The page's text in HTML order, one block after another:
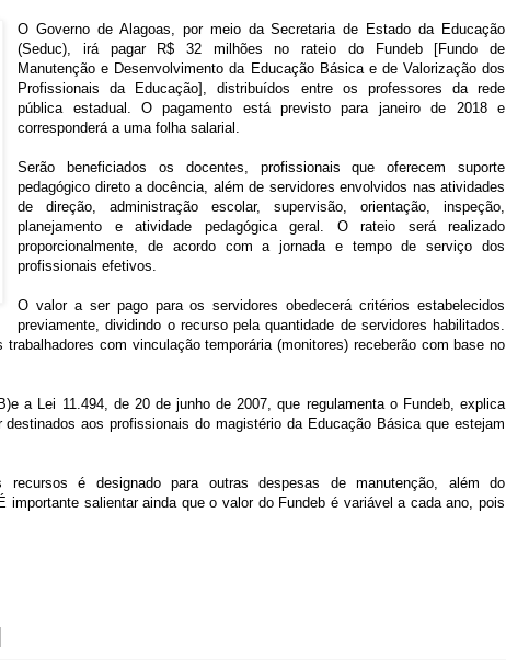
O Governo de Alagoas, por meio da Secretaria de Estado da Educação
(Seduc), irá pagar R$ 32 milhões no rateio do Fundeb [Fundo de
Manutenção e Desenvolvimento da Educação Básica e de Valorização dos
Profissionais da Educação], distribuídos entre os professores da rede
pública estadual. O pagamento está previsto para janeiro de 2018 e
corresponderá a uma folha salarial.
Serão beneficiados os docentes, profissionais que oferecem suporte
pedagógico direto a docência, além de servidores envolvidos nas atividades
de direção, administração escolar, supervisão, orientação, inspeção,
planejamento e atividade pedagógica geral. O rateio será realizado
proporcionalmente, de acordo com a jornada e tempo de serviço dos
profissionais efetivos.
O valor a ser pago para os servidores obedecerá critérios estabelecidos
previamente, dividindo o recurso pela quantidade de servidores habilitados.
com vinculação temporária (monitores) receberão com base no
a Lei 11.494, de 20 de junho de 2007, que regulamenta o Fundeb, explica
aos profissionais do magistério da Educação Básica que estejam
recursos é designado para outras despesas de manutenção, além do
salientar ainda que o valor do Fundeb é variável a cada ano, pois